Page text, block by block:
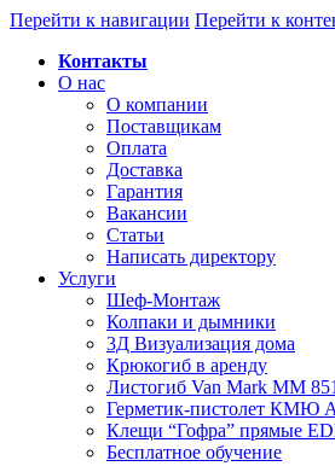
Перейти к навигации Перейти к
Контакты
О нас
О компании
Поставщикам
Оплата
Доставка
Гарантия
Вакансии
Статьи
Написать директору
Услуги
Шеф-Монтаж
Колпаки и дымники
3Д Визуализация дома
Крюкогиб в аренду
Листогиб Van Mark MM
Герметик-пистолет КМЮ
Клещи “Гофра” прямые
Бесплатное обучение